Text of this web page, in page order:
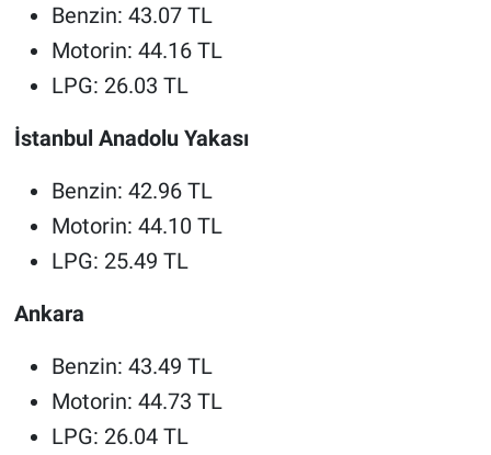
Benzin: 43.07 TL
Motorin: 44.16 TL
LPG: 26.03 TL
İstanbul Anadolu Yakası
Benzin: 42.96 TL
Motorin: 44.10 TL
LPG: 25.49 TL
Ankara
Benzin: 43.49 TL
Motorin: 44.73 TL
LPG: 26.04 TL